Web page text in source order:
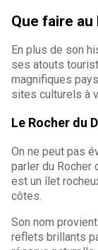
Que faire au
En plus de son
ses atouts
magnifiques
sites culturels à
Le Rocher du
On ne peut pas
parler du Rocher
est un îlet
côtes.
Son nom
reflets brillants